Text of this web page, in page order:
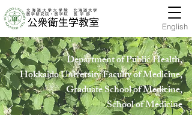
English
Department of Public Health,
Hokkaido University Faculty of Medicine,
Graduate School of Medicine,
School of Medicine